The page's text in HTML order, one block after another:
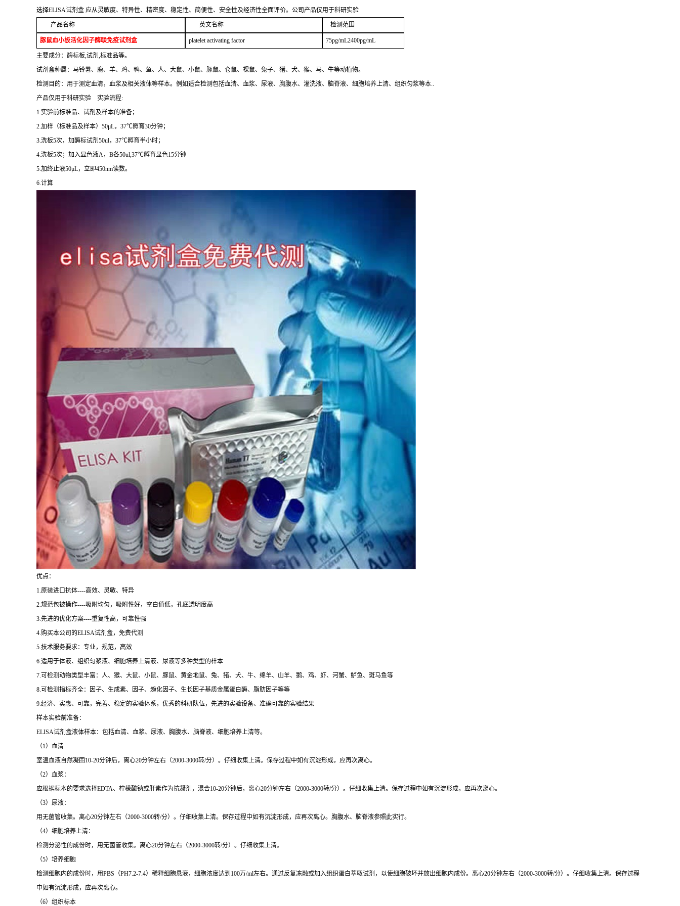
选择ELISA试剂盒 应从灵敏度、特异性、精密度、稳定性、简便性、安全性及经济性全面评价。公司产品仅用于科研实验
产品名称 英文名称 检测范围
豚鼠血小板活化因子酶联免疫试剂盒 platelet activating factor 75pg/mL2400pg/mL
主要成分：酶标板,试剂,标准品等。
试剂盒种属：马铃薯、鹿、羊、鸡、鸭、鱼、人、大鼠、小鼠、豚鼠、仓鼠、裸鼠、兔子、猪、犬、猴、马、牛等动植物。
检测目的：用于测定血清，血浆及相关液体等样本。例如适合检测包括血清、血浆、尿液、胸腹水、灌洗液、脑脊液、细胞培养上清、组织匀浆等本..
产品仅用于科研实验 实验流程:
1.实验前标准品、试剂及样本的准备；
2.加样（标准品及样本）50μL，37℃孵育30分钟；
3.洗板5次，加酶标试剂50ul，37℃孵育半小时；
4.洗板5次；加入显色液A，B各50ul,37℃孵育显色15分钟
5.加终止液50μL，立即450nm读数。
6.计算
优点：
1.原装进口抗体----高效、灵敏、特异
2.规范包被操作----吸附均匀，吸附性好，空白值低，孔底透明度高
3.先进的优化方案----重复性高，可靠性强
4.购买本公司的ELISA试剂盒，免费代测
5.技术服务要求：专业，规范，高效
6.适用于体液、组织匀浆液、细胞培养上清液、尿液等多种类型的样本
7.可检测动物类型丰富：人、猴、大鼠、小鼠、豚鼠、黄金地鼠、兔、猪、犬、牛、绵羊、山羊、鹅、鸡、虾、河蟹、鲈鱼、斑马鱼等
8.可检测指标齐全：因子、生成素、因子、趋化因子、生长因子基质金属蛋白酶、脂肪因子等等
9.经济、实惠、可靠，完善、稳定的实验体系，优秀的科研队伍，先进的实验设备、准确可靠的实验结果
样本实验前准备：
ELISA试剂盒液体样本：包括血清、血浆、尿液、胸腹水、脑脊液、细胞培养上清等。
（1）血清
室温血液自然凝固10-20分钟后，离心20分钟左右（2000-3000转/分）。仔细收集上清。保存过程中如有沉淀形成，应再次离心。
（2）血浆：
应根据标本的要求选择EDTA、柠檬酸钠或肝素作为抗凝剂，混合10-20分钟后，离心20分钟左右（2000-3000转/分）。仔细收集上清。保存过程中如有沉淀形成，应再次离心。
（3）尿液：
用无菌管收集。离心20分钟左右（2000-3000转/分）。仔细收集上清。保存过程中如有沉淀形成，应再次离心。胸腹水、脑脊液参照此实行。
（4）细胞培养上清：
检测分泌性的成份时，用无菌管收集。离心20分钟左右（2000-3000转/分）。仔细收集上清。
（5）培养细胞
检测细胞内的成份时，用PBS（PH7.2-7.4）稀释细胞悬液，细胞浓度达到100万/ml左右。通过反复冻融或加入组织蛋白萃取试剂，以使细胞破坏并放出细胞内成份。离心20分钟左右（2000-3000转/分）。仔细收集上清。保存过程
中如有沉淀形成，应再次离心。
（6）组织标本